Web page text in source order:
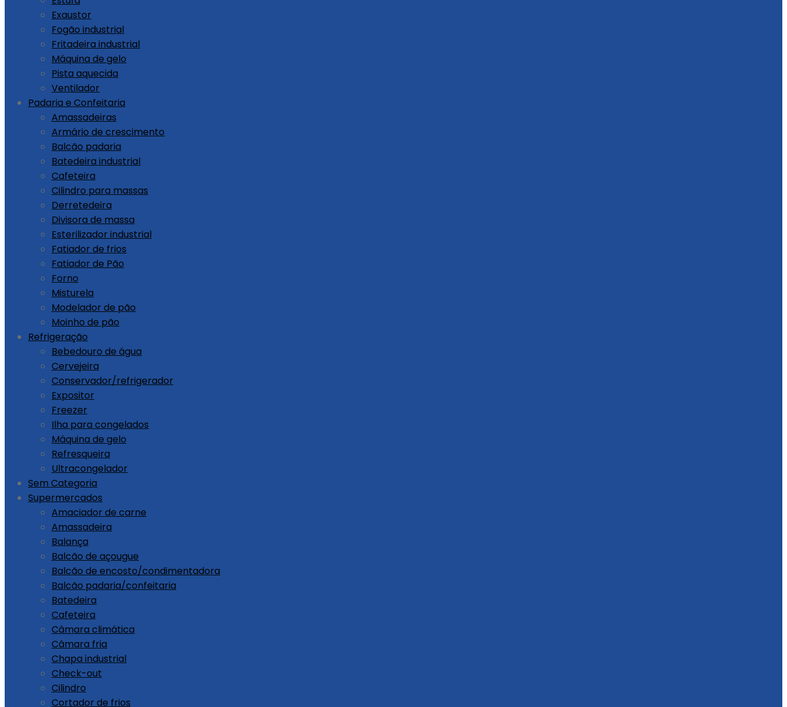
Exaustor
Fogão industrial
Fritadeira industrial
Máquina de gelo
Pista aquecida
Ventilador
Padaria e Confeitaria
Amassadeiras
Armário de crescimento
Balcão padaria
Batedeira industrial
Cafeteira
Cilindro para massas
Derretedeira
Divisora de massa
Esterilizador industrial
Fatiador de frios
Fatiador de Pão
Forno
Misturela
Modelador de pão
Moinho de pão
Refrigeração
Bebedouro de água
Cervejeira
Conservador/refrigerador
Expositor
Freezer
Ilha para congelados
Máquina de gelo
Refresqueira
Ultracongelador
Sem Categoria
Supermercados
Amaciador de carne
Amassadeira
Balança
Balcão de açougue
Balcão de encosto/condimentadora
Balcão padaria/confeitaria
Batedeira
Cafeteira
Câmara climática
Câmara fria
Chapa industrial
Check-out
Cilindro
Cortador de frios